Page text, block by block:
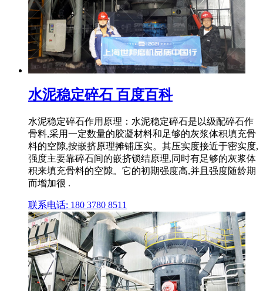
水泥稳定碎石 百度百科
水泥稳定碎石作用原理：水泥稳定碎石是以级配碎石作
骨料,采用一定数量的胶凝材料和足够的灰浆体积填充骨
料的空隙,按嵌挤原理摊铺压实。其压实度接近于密实度,
强度主要靠碎石间的嵌挤锁结原理,同时有足够的灰浆体
积来填充骨料的空隙。它的初期强度高,并且强度随龄期
而增加很 .
联系电话: 180 3780 8511